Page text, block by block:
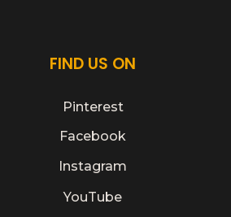
FIND US ON
Pinterest
Facebook
Instagram
YouTube